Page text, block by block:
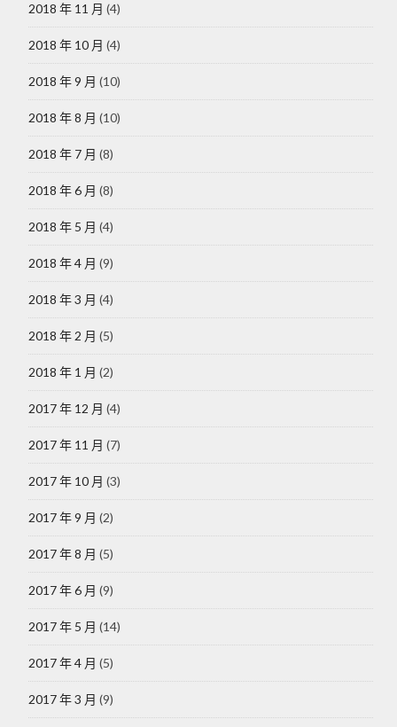
2018 年 11 月 (4)
2018 年 10 月 (4)
2018 年 9 月 (10)
2018 年 8 月 (10)
2018 年 7 月 (8)
2018 年 6 月 (8)
2018 年 5 月 (4)
2018 年 4 月 (9)
2018 年 3 月 (4)
2018 年 2 月 (5)
2018 年 1 月 (2)
2017 年 12 月 (4)
2017 年 11 月 (7)
2017 年 10 月 (3)
2017 年 9 月 (2)
2017 年 8 月 (5)
2017 年 6 月 (9)
2017 年 5 月 (14)
2017 年 4 月 (5)
2017 年 3 月 (9)